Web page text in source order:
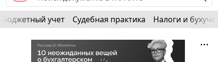
Бюджетный учет Судебная практика Налоги и